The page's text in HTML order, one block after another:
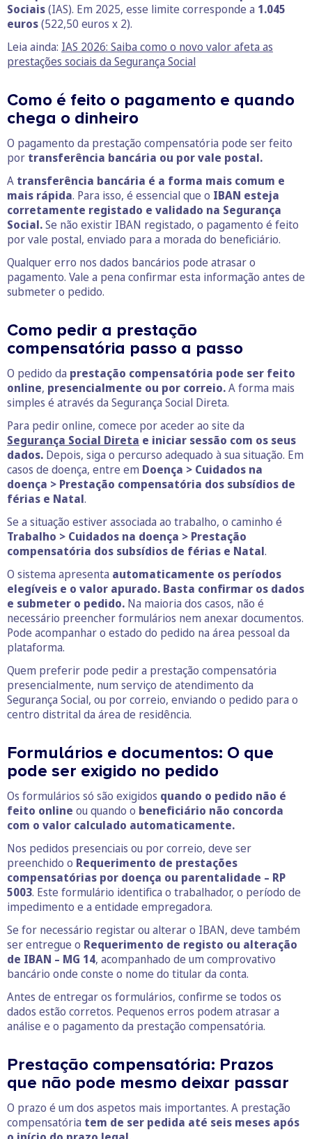
Sociais(IAS). Em 2025, esse limite corresponde a 1.045
euros(522,50 euros x 2).
Leia ainda: IAS 2026: Saiba como o novo valor afeta as
prestações sociais da Segurança Social
Como é feito o pagamento e quando
chega o dinheiro
O pagamento da prestação compensatória pode ser feito
por transferência bancária ou por vale postal.
A transferência bancária é a forma mais comum e
mais rápida. Para isso, é essencial que o IBAN esteja
corretamente registado e validado na Segurança
Social.Se não existir IBAN registado, o pagamento é feito
por vale postal, enviado para a morada do beneficiário.
Qualquer erro nos dados bancários pode atrasar o
pagamento. Vale a pena confirmar esta informação antes de
submeter o pedido.
Como pedir a prestação
compensatória passo a passo
O pedido da prestação compensatória pode ser feito
online, presencialmente ou por correio.A forma mais
simples é através da Segurança Social Direta.
Para pedir online, comece por aceder ao site da
Segurança Social Direta e iniciar sessão com os seus
dados. Depois, siga o percurso adequado à sua situação. Em
casos de doença, entre em Doença > Cuidados na
doença > Prestação compensatória dos subsídios de
férias e Natal.
Se a situação estiver associada ao trabalho, o caminho é
Trabalho > Cuidados na doença > Prestação
compensatória dos subsídios de férias e Natal.
O sistema apresenta automaticamente os períodos
elegíveis e o valor apurado. Basta confirmar os dados
e submeter o pedido. Na maioria dos casos, não é
necessário preencher formulários nem anexar documentos.
Pode acompanhar o estado do pedido na área pessoal da
plataforma.
Quem preferir pode pedir a prestação compensatória
presencialmente, num serviço de atendimento da
Segurança Social, ou por correio, enviando o pedido para o
centro distrital da área de residência.
Formulários e documentos: O que
pode ser exigido no pedido
Os formulários só são exigidos quando o pedido não é
feito online ou quando o beneficiário não concorda
com o valor calculado automaticamente.
Nos pedidos presenciais ou por correio, deve ser
preenchido o Requerimento de prestações
compensatórias por doença ou parentalidade – RP
5003. Este formulário identifica o trabalhador, o período de
impedimento e a entidade empregadora.
Se for necessário registar ou alterar o IBAN, deve também
ser entregue o Requerimento de registo ou alteração
de IBAN – MG 14, acompanhado de um comprovativo
bancário onde conste o nome do titular da conta.
Antes de entregar os formulários, confirme se todos os
dados estão corretos. Pequenos erros podem atrasar a
análise e o pagamento da prestação compensatória.
Prestação compensatória: Prazos
que não pode mesmo deixar passar
O prazo é um dos aspetos mais importantes. A prestação
compensatória tem de ser pedida até seis meses após